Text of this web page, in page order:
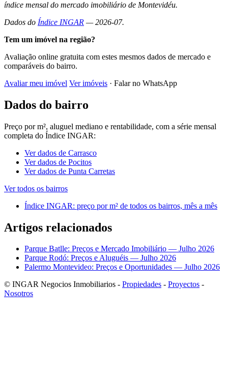
índice mensal do mercado imobiliário de Montevidéu.
Dados do Índice INGAR — 2026-07.
Tem um imóvel na região?
Avaliação online gratuita com estes mesmos dados de mercado e
comparáveis do bairro.
Avaliar meu imóvel Ver imóveis · Falar no WhatsApp
Dados do bairro
Preço por m², aluguel mediano e rentabilidade, com a série mensal
completa do Índice INGAR:
Ver dados de Carrasco
Ver dados de Pocitos
Ver dados de Punta Carretas
Ver todos os bairros
Índice INGAR: preço por m² de todos os bairros, mês a mês
Artigos relacionados
Parque Batlle: Preços e Mercado Imobiliário — Julho 2026
Parque Rodó: Preços e Aluguéis — Julho 2026
Palermo Montevideo: Preços e Oportunidades — Julho 2026
© INGAR Negocios Inmobiliarios - Propiedades - Proyectos -
Nosotros